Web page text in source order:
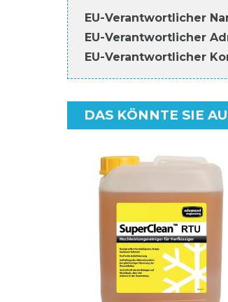
EU-Verantwortlicher
EU-Verantwortlicher
EU-Verantwortlicher
DAS KÖNNTE SIE